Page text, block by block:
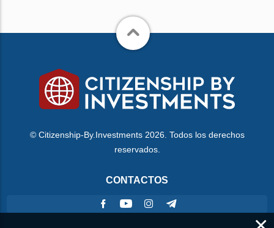
© Citizenship-By.Investments 2026. Todos los derechos
reservados.
CONTACTOS